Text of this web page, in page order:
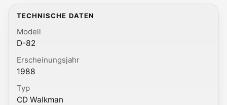
TECHNISCHE DATEN
Modell
D-82
Erscheinungsjahr
1988
Typ
CD Walkman